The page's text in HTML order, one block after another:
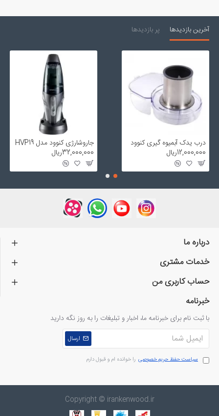
آخرین بازدیدها پر بازدیدها
درب یدک آبمیوه گیری کنوود
12,000,000ریال
جاروشارژی کنوود مدل HVP19
32,000,000ریال
درباره ما
خدمات مشتری
حساب کاربری من
خبرنامه
با ثبت نام برای خبرنامه ما، اخبار و تبلیغات را به روز نگه دارید
ارسال
سیاست حفظ حریم خصوصی را خوانده ام و قبول دارم
Copyright © irankenwood.ir